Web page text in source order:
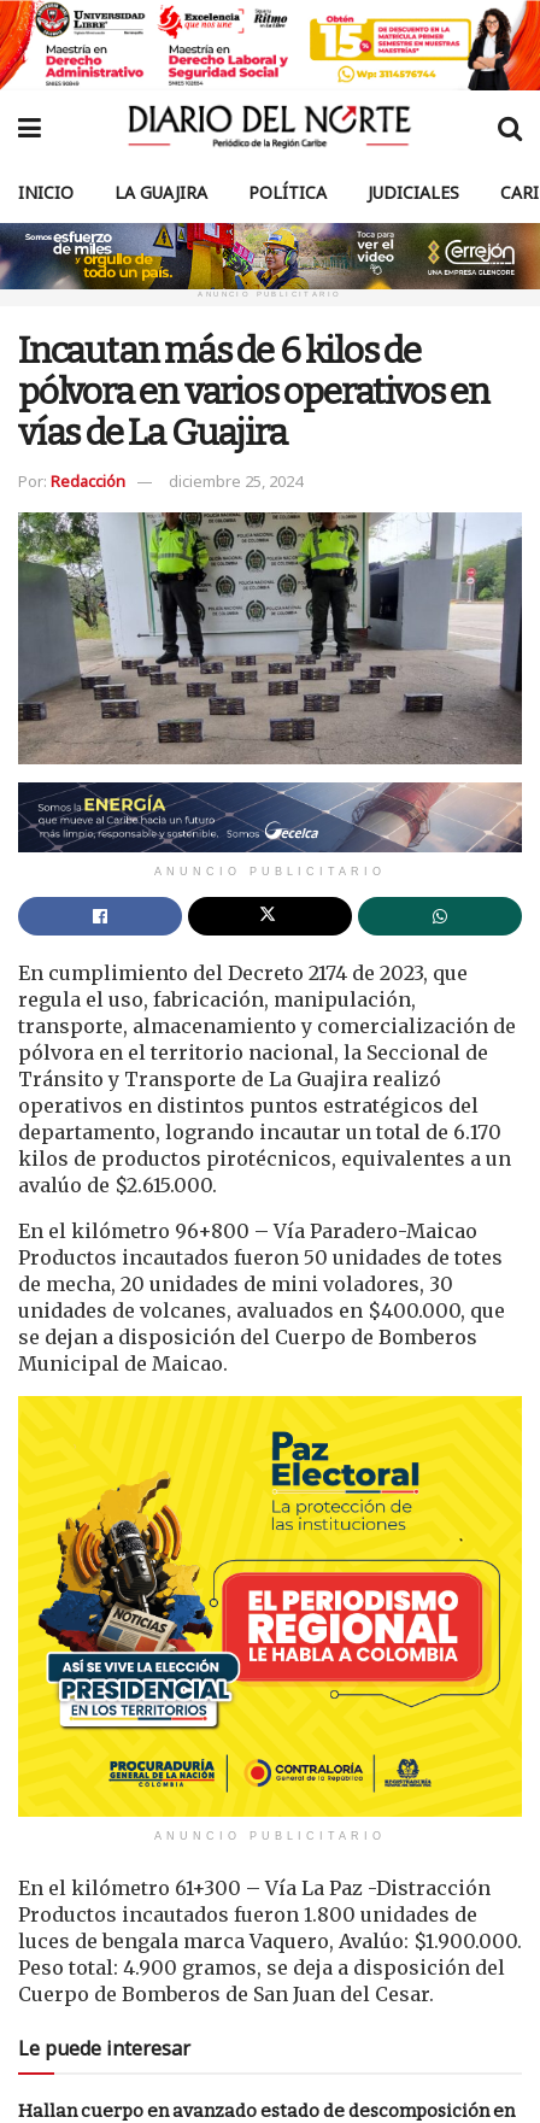
INICIO LA GUAJIRA POLÍTICA JUDICIALES
ANUNCIO PUBLICITARIO
Incautan más de 6 kilos de
pólvora en varios operativos en
vías de La Guajira
Por: Redacción diciembre 25, 2024
ANUNCIO PUBLICITARIO
En cumplimiento del Decreto 2174 de 2023, que
regula el uso, fabricación, manipulación,
transporte, almacenamiento y comercialización de
pólvora en el territorio nacional, la Seccional de
Tránsito y Transporte de La Guajira realizó
operativos en distintos puntos estratégicos del
departamento, logrando incautar un total de 6.170
kilos de productos pirotécnicos, equivalentes a un
avalúo de $2.615.000.
En el kilómetro 96+800 – Vía Paradero-Maicao
Productos incautados fueron 50 unidades de totes
de mecha, 20 unidades de mini voladores, 30
unidades de volcanes, avaluados en $400.000, que
se dejan a disposición del Cuerpo de Bomberos
Municipal de Maicao.
ANUNCIO PUBLICITARIO
En el kilómetro 61+300 – Vía La Paz -Distracción
Productos incautados fueron 1.800 unidades de
luces de bengala marca Vaquero, Avalúo: $1.900.000.
Peso total: 4.900 gramos, se deja a disposición del
Cuerpo de Bomberos de San Juan del Cesar.
Le puede interesar
Hallan cuerpo en avanzado estado de descomposición en